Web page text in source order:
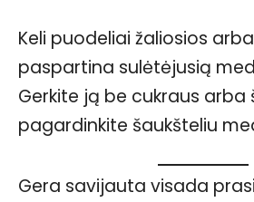
Keli puodeliai žaliosios
paspartina sulėtėjusią
Gerkite ją be cukraus arba
pagardinkite šaukšteliu
Gera savijauta visada